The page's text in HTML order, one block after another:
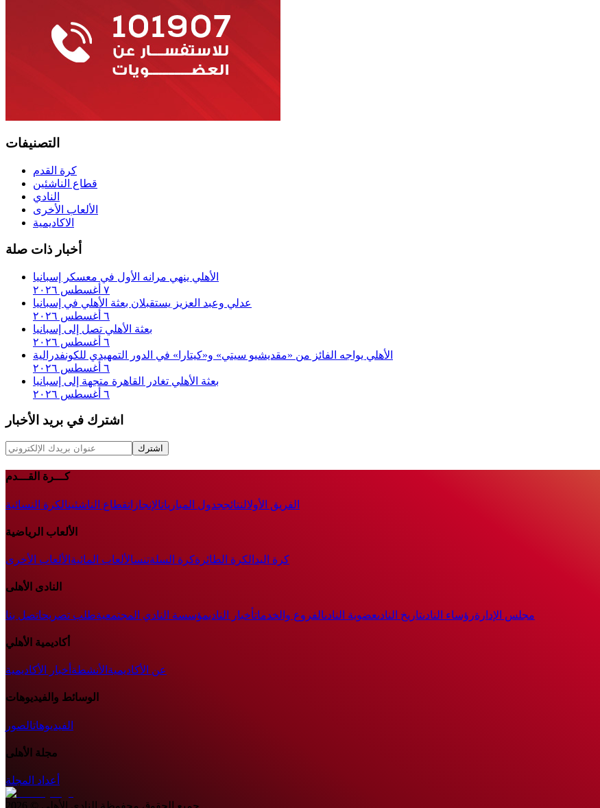
التصنيفات
كرة القدم
قطاع الناشئين
النادي
الألعاب الأخرى
الاكاديمية
أخبار ذات صلة
الأهلي ينهي مرانه الأول في معسكر إسبانيا
٧ أغسطس ٢٠٢٦
عدلي وعبد العزيز يستقبلان بعثة الأهلي في إسبانيا
٦ أغسطس ٢٠٢٦
بعثة الأهلي تصل إلى إسبانيا
٦ أغسطس ٢٠٢٦
الأهلي يواجه الفائز من «مقديشيو سيتي» و«كيتارا» في الدور التمهيدي للكونفدرالية
٦ أغسطس ٢٠٢٦
بعثة الأهلي تغادر القاهرة متجهة إلى إسبانيا
٦ أغسطس ٢٠٢٦
اشترك في بريد الأخبار
اشترك
كـــرة القـــدم
الفريق الأولالنتائججدول المبارياتالإنجازاتقطاع الناشئينالكرة النسائية
الألعاب الرياضية
كرة اليد الكرة الطائرةكرة السلةتنسالألعاب المائية الألعاب الأخرى
النادى الأهلى
مجلس الإدارةرؤساء النادىتاريخ النادىعضوية النادىالفروع والخدماتأخبار الناديمؤسسة النادي المجتمعيةطلب تصريحاتصل بنا
أكاديمية الأهلي
عن الأكاديمية الأنشطة أخبار الأكاديمية
الوسائط والفيديوهات
الفيديوهاتالصور
مجلة الأهلى
أعداد المجلة